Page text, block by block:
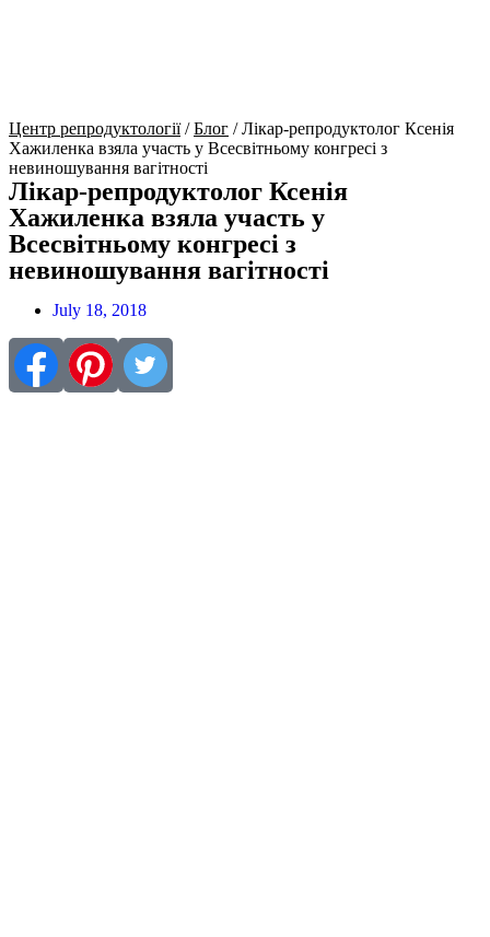
Центр репродуктології/Блог /Лікар-репродуктолог Ксенія
Хажиленка взяла участь у Всесвітньому конгресі з
невиношування вагітності
Лікар-репродуктолог Ксенія
Хажиленка взяла участь у
Всесвітньому конгресі з
невиношування вагітності
July 18, 2018